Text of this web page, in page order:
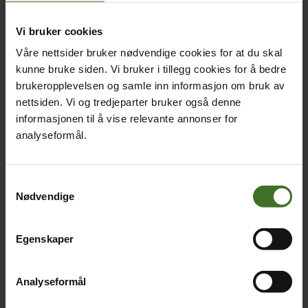
Vi bruker cookies
Våre nettsider bruker nødvendige cookies for at du skal
kunne bruke siden. Vi bruker i tillegg cookies for å bedre
brukeropplevelsen og samle inn informasjon om bruk av
nettsiden. Vi og tredjeparter bruker også denne
informasjonen til å vise relevante annonser for
analyseformål.
Nødvendige
Egenskaper
Analyseformål
andre er, er at det kan føre til at barn føler
Uegnet videoinnhold kan dukke opp på
Stories eller i Spotlight-delen av appen
Dette bør man tenke på om barna
skal bruke appen:
andre på snapkartet? «Spøkelsesmodus»
skjuler barnets posisjon fullstendig, eller så
posisjon
uvedkommende får tilgang til barnas konto
Innstillinger kan begrense hvem som kan